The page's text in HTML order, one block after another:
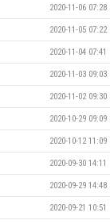
2020-11-06 07:28
2020-11-05 07:22
2020-11-04 07:41
2020-11-03 09:03
2020-11-02 09:30
2020-10-29 09:09
2020-10-12 11:09
2020-09-30 14:11
2020-09-29 14:48
2020-09-21 10:51